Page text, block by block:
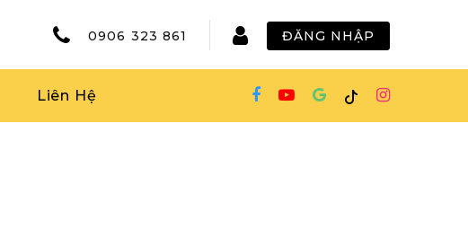
0906 323 861 ĐĂNG NHẬP
Liên Hệ